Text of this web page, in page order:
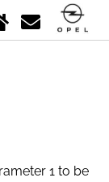
1 to be